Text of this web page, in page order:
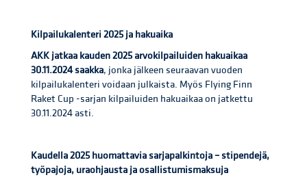
Kilpailukalenteri 2025 ja hakuaika
AKK jatkaa kauden 2025 arvokilpailuiden hakuaikaa
30.11.2024 saakka, jonka jälkeen seuraavan vuoden
kilpailukalenteri voidaan julkaista. Myös Flying Finn
Raket Cup -sarjan kilpailuiden hakuaikaa on jatkettu
30.11.2024 asti.
Kaudella 2025 huomattavia sarjapalkintoja – stipendejä,
työpajoja, uraohjausta ja osallistumismaksuja